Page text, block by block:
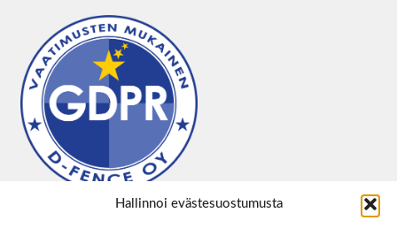
Hallinnoi evästesuostumusta